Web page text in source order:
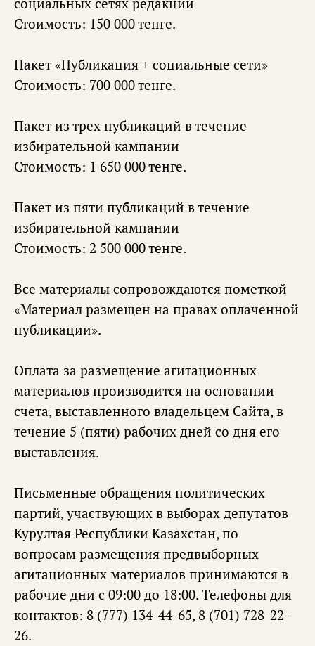
социальных сетях редакции
Стоимость: 150 000 тенге.
Пакет «Публикация + социальные сети»
Стоимость: 700 000 тенге.
Пакет из трех публикаций в течение
избирательной кампании
Стоимость: 1 650 000 тенге.
Пакет из пяти публикаций в течение
избирательной кампании
Стоимость: 2 500 000 тенге.
Все материалы сопровождаются пометкой
«Материал размещен на правах оплаченной
публикации».
Оплата за размещение агитационных
материалов производится на основании
счета, выставленного владельцем Сайта, в
течение 5 (пяти) рабочих дней со дня его
выставления.
Письменные обращения политических
партий, участвующих в выборах депутатов
Курултая Республики Казахстан, по
вопросам размещения предвыборных
агитационных материалов принимаются в
рабочие дни с 09:00 до 18:00. Телефоны для
контактов: 8 (777) 134-44-65, 8 (701) 728-22-
26.